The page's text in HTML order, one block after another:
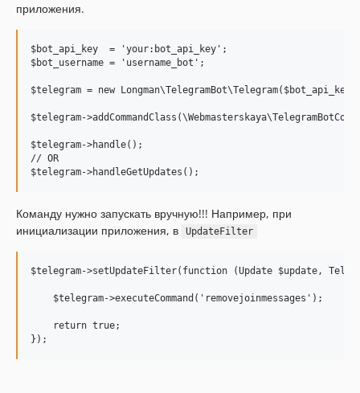
приложения.
$bot_api_key  = 'your:bot_api_key';
$bot_username = 'username_bot';
$telegram = new
$telegram-
$telegram->handle();
// OR
Команду нужно запускать вручную!!! Например, при
инициализации приложения, в
UpdateFilter
$telegram->setUpdateFilter(function (Update $update,
    $telegram->executeCommand('removejoinmessages');
    return true;